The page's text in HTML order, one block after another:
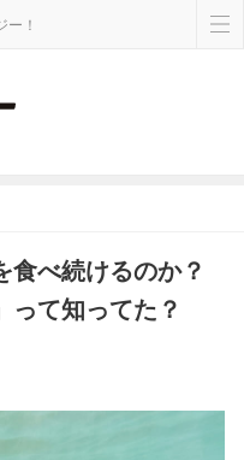
！
食べ続けるのか？
って知ってた？